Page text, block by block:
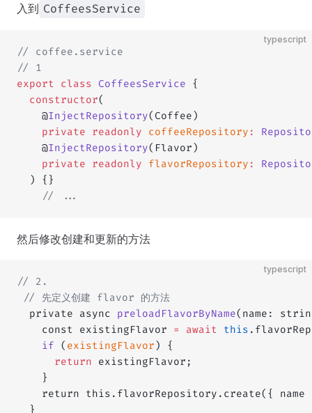
入到 CoffeesService
typescript
// coffee.service
// 1
export class CoffeesService {
  constructor
(
    @
InjectRepository(Coffee)
    private
readonly coffeeRepository :
    @
InjectRepository(Flavor)
    private
readonly flavorRepository :
  ) {}
    // ...
然后修改创建和更新的方法
typescript
// 2.
// 先定义创建 flavor 的方法
  private async
preloadFlavorByName(name:
    const existingFlavor
= await this
    if
( existingFlavor ) {
      return
existingFlavor;
    }
return this.flavorRepository.create({ name
  }